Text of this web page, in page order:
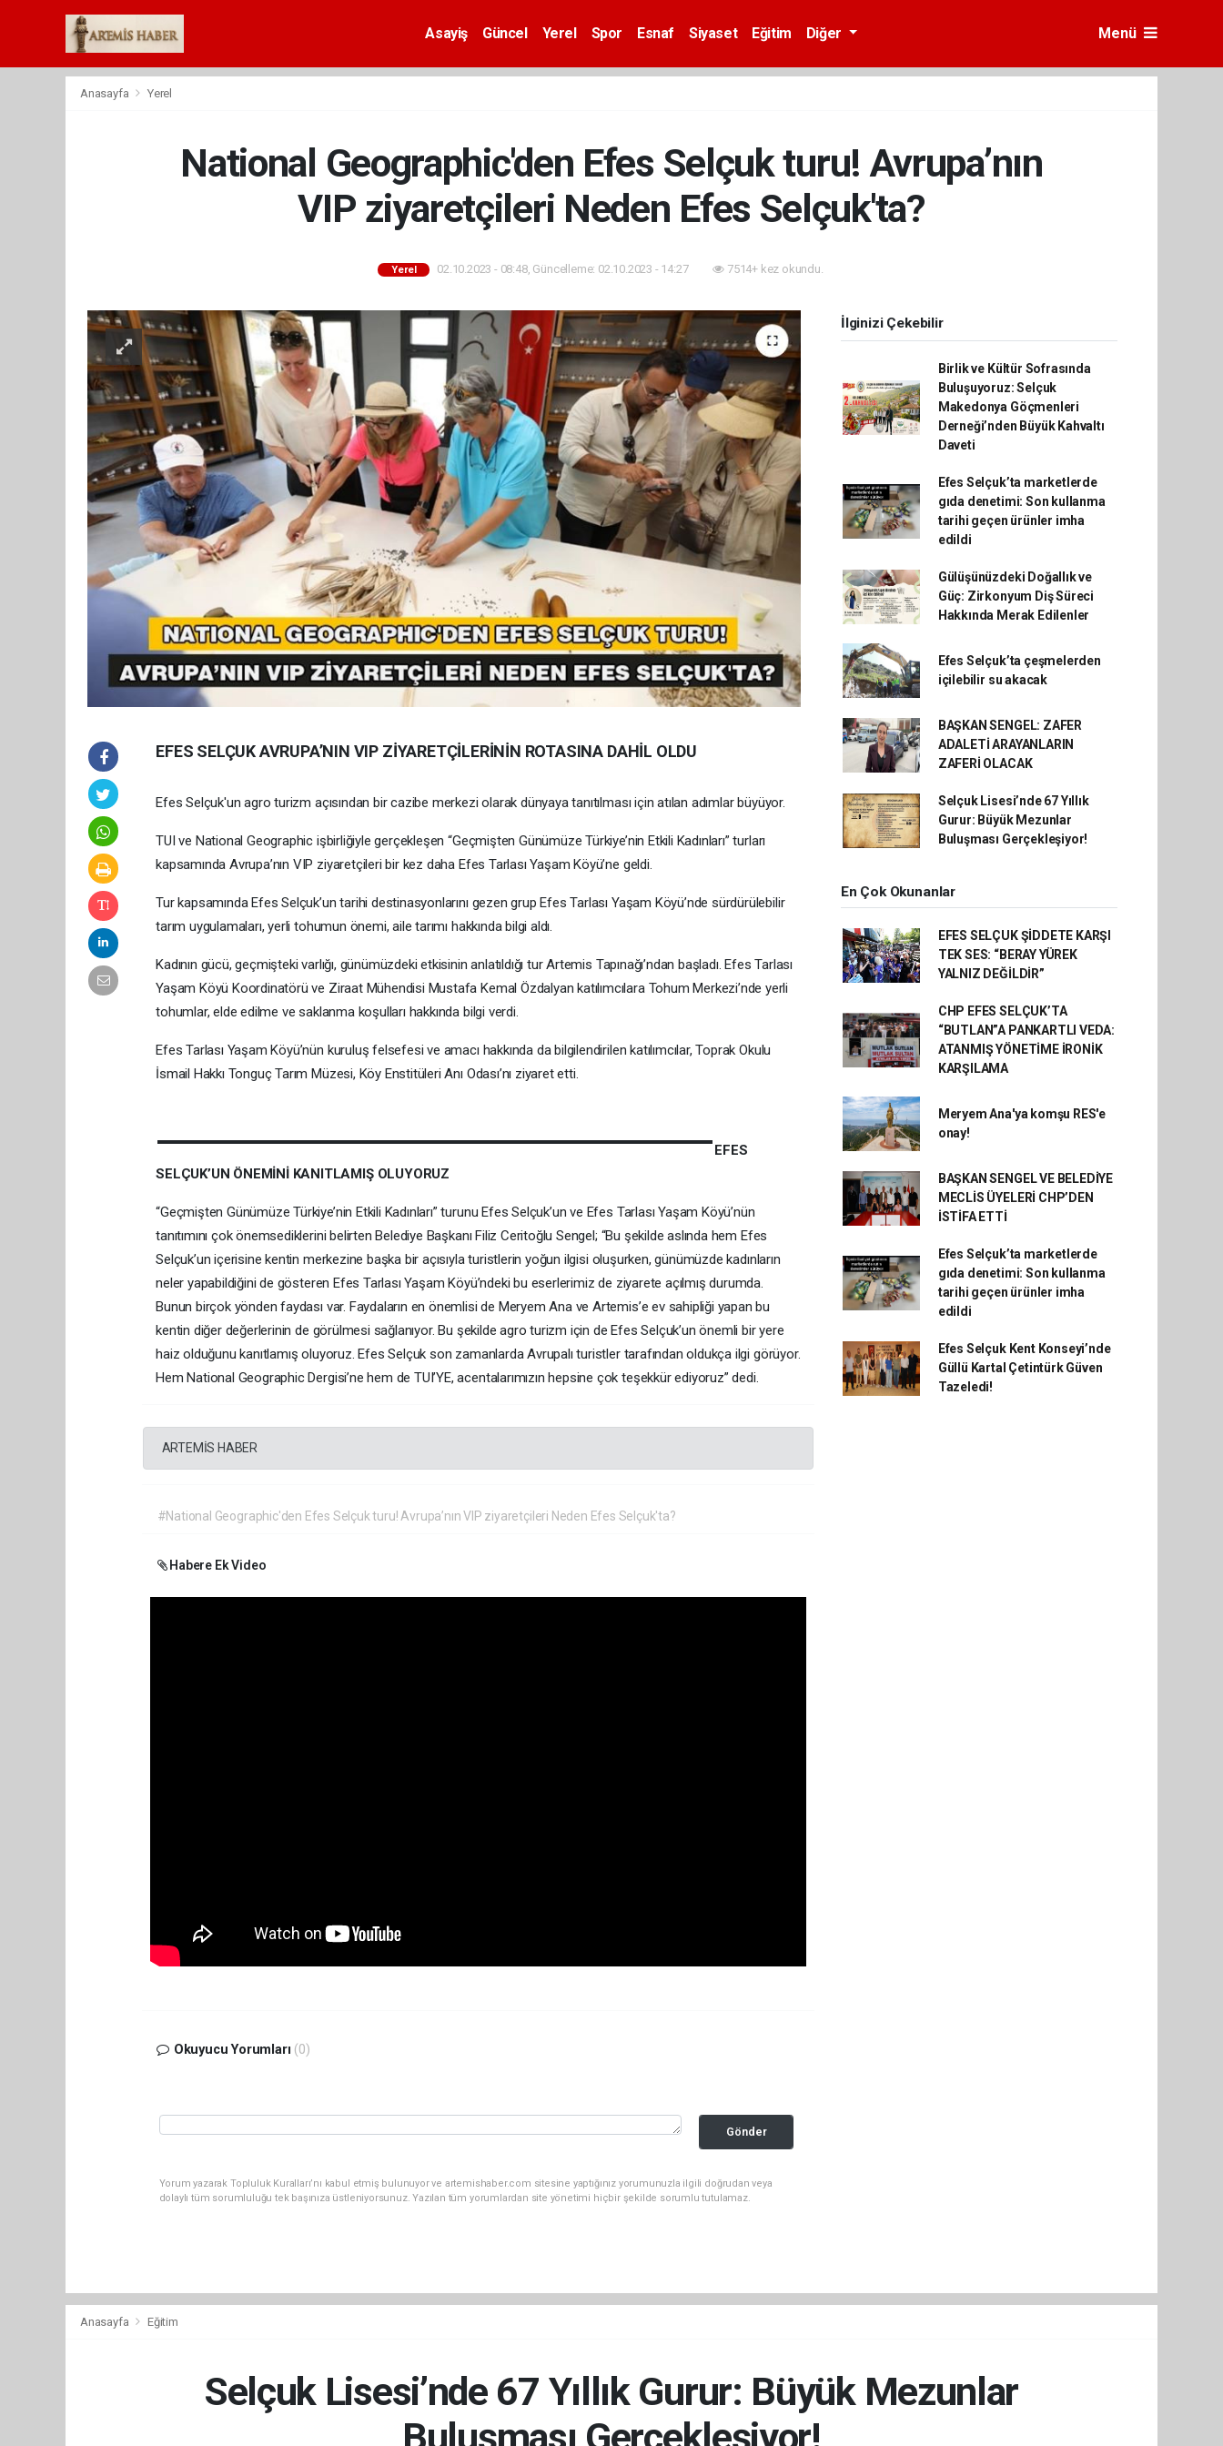
Asayiş Güncel Yerel Spor Esnaf Siyaset Eğitim Diğer Menü
Anasayfa Yerel
National Geographic'den Efes Selçuk turu! Avrupa’nın
VIP ziyaretçileri Neden Efes Selçuk'ta?
Yerel 02.10.2023 - 08:48, Güncelleme: 02.10.2023 - 14:27 7514+ kez okundu.
EFES SELÇUK AVRUPA’NIN VIP ZİYARETÇİLERİNİN ROTASINA DAHİL OLDU
Efes Selçuk'un agro turizm açısından bir cazibe merkezi olarak dünyaya tanıtılması için atılan adımlar büyüyor.
TUI ve National Geographic işbirliğiyle gerçekleşen “Geçmişten Günümüze Türkiye’nin Etkili Kadınları” turları
kapsamında Avrupa’nın VIP ziyaretçileri bir kez daha Efes Tarlası Yaşam Köyü’ne geldi.
Tur kapsamında Efes Selçuk’un tarihi destinasyonlarını gezen grup Efes Tarlası Yaşam Köyü’nde sürdürülebilir
tarım uygulamaları, yerli tohumun önemi, aile tarımı hakkında bilgi aldı.
Kadının gücü, geçmişteki varlığı, günümüzdeki etkisinin anlatıldığı tur Artemis Tapınağı’ndan başladı. Efes Tarlası
Yaşam Köyü Koordinatörü ve Ziraat Mühendisi Mustafa Kemal Özdalyan katılımcılara Tohum Merkezi’nde yerli
tohumlar, elde edilme ve saklanma koşulları hakkında bilgi verdi.
Efes Tarlası Yaşam Köyü’nün kuruluş felsefesi ve amacı hakkında da bilgilendirilen katılımcılar, Toprak Okulu
İsmail Hakkı Tonguç Tarım Müzesi, Köy Enstitüleri Anı Odası’nı ziyaret etti.
EFES
SELÇUK’UN ÖNEMİNİ KANITLAMIŞ OLUYORUZ
“Geçmişten Günümüze Türkiye’nin Etkili Kadınları” turunu Efes Selçuk’un ve Efes Tarlası Yaşam Köyü’nün
tanıtımını çok önemsediklerini belirten Belediye Başkanı Filiz Ceritoğlu Sengel; “Bu şekilde aslında hem Efes
Selçuk’un içerisine kentin merkezine başka bir açısıyla turistlerin yoğun ilgisi oluşurken, günümüzde kadınların
neler yapabildiğini de gösteren Efes Tarlası Yaşam Köyü’ndeki bu eserlerimiz de ziyarete açılmış durumda.
Bunun birçok yönden faydası var. Faydaların en önemlisi de Meryem Ana ve Artemis’e ev sahipliği yapan bu
kentin diğer değerlerinin de görülmesi sağlanıyor. Bu şekilde agro turizm için de Efes Selçuk’un önemli bir yere
haiz olduğunu kanıtlamış oluyoruz. Efes Selçuk son zamanlarda Avrupalı turistler tarafından oldukça ilgi görüyor.
Hem National Geographic Dergisi’ne hem de TUI’YE, acentalarımızın hepsine çok teşekkür ediyoruz” dedi.
ARTEMİS HABER
#National Geographic'den Efes Selçuk turu! Avrupa’nın VIP ziyaretçileri Neden Efes Selçuk'ta?
Habere Ek Video
Okuyucu Yorumları (0)
Gönder
Yorum yazarak Topluluk Kuralları’nı kabul etmiş bulunuyor ve artemishaber.com sitesine yaptığınız yorumunuzla ilgili doğrudan veya
dolaylı tüm sorumluluğu tek başınıza üstleniyorsunuz. Yazılan tüm yorumlardan site yönetimi hiçbir şekilde sorumlu tutulamaz.
İlginizi Çekebilir
Birlik ve Kültür Sofrasında
Buluşuyoruz: Selçuk
Makedonya Göçmenleri
Derneği’nden Büyük Kahvaltı
Daveti
Efes Selçuk’ta marketlerde
gıda denetimi: Son kullanma
tarihi geçen ürünler imha
edildi
Gülüşünüzdeki Doğallık ve
Güç: Zirkonyum Diş Süreci
Hakkında Merak Edilenler
Efes Selçuk’ta çeşmelerden
içilebilir su akacak
BAŞKAN SENGEL: ZAFER
ADALETİ ARAYANLARIN
ZAFERİ OLACAK
Selçuk Lisesi’nde 67 Yıllık
Gurur: Büyük Mezunlar
Buluşması Gerçekleşiyor!
En Çok Okunanlar
EFES SELÇUK ŞİDDETE KARŞI
TEK SES: “BERAY YÜREK
YALNIZ DEĞİLDİR”
CHP EFES SELÇUK’TA
“BUTLAN”A PANKARTLI VEDA:
ATANMIŞ YÖNETİME İRONİK
KARŞILAMA
Meryem Ana'ya komşu RES'e
onay!
BAŞKAN SENGEL VE BELEDİYE
MECLİS ÜYELERİ CHP’DEN
İSTİFA ETTİ
Efes Selçuk’ta marketlerde
gıda denetimi: Son kullanma
tarihi geçen ürünler imha
edildi
Efes Selçuk Kent Konseyi’nde
Güllü Kartal Çetintürk Güven
Tazeledi!
Anasayfa Eğitim
Selçuk Lisesi’nde 67 Yıllık Gurur: Büyük Mezunlar
Buluşması Gerçekleşiyor!